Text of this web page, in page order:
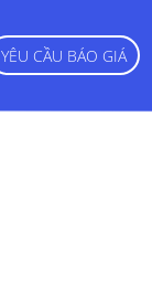
YÊU CẦU BÁO GIÁ